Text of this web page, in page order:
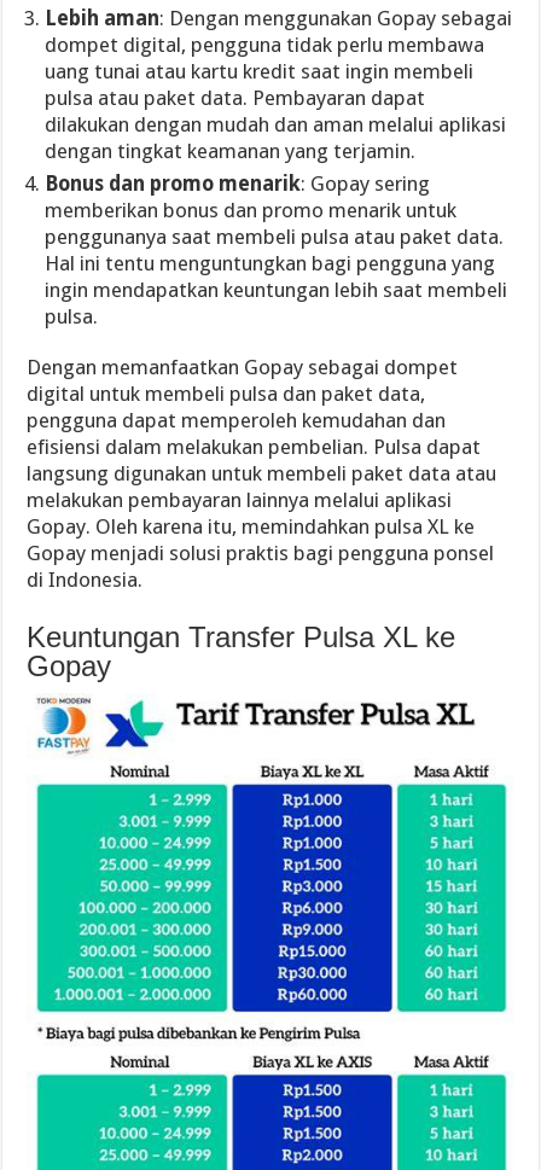
Lebih aman: Dengan menggunakan Gopay sebagai
dompet digital, pengguna tidak perlu membawa
uang tunai atau kartu kredit saat ingin membeli
pulsa atau paket data. Pembayaran dapat
dilakukan dengan mudah dan aman melalui aplikasi
dengan tingkat keamanan yang terjamin.
Bonus dan promo menarik: Gopay sering
memberikan bonus dan promo menarik untuk
penggunanya saat membeli pulsa atau paket data.
Hal ini tentu menguntungkan bagi pengguna yang
ingin mendapatkan keuntungan lebih saat membeli
pulsa.
Dengan memanfaatkan Gopay sebagai dompet
digital untuk membeli pulsa dan paket data,
pengguna dapat memperoleh kemudahan dan
efisiensi dalam melakukan pembelian. Pulsa dapat
langsung digunakan untuk membeli paket data atau
melakukan pembayaran lainnya melalui aplikasi
Gopay. Oleh karena itu, memindahkan pulsa XL ke
Gopay menjadi solusi praktis bagi pengguna ponsel
di Indonesia.
Keuntungan Transfer Pulsa XL ke
Gopay